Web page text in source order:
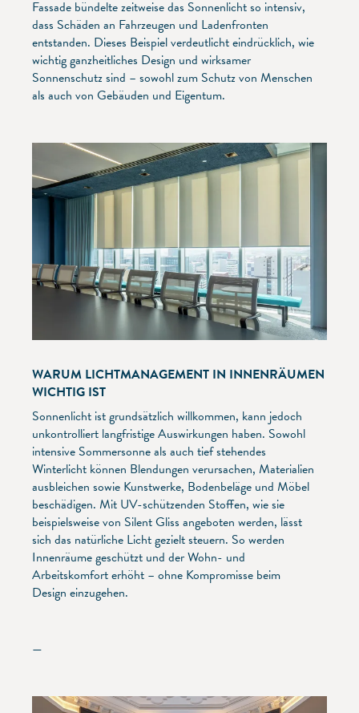
Fassade bündelte zeitweise das Sonnenlicht so intensiv,
dass Schäden an Fahrzeugen und Ladenfronten
entstanden. Dieses Beispiel verdeutlicht eindrücklich, wie
wichtig ganzheitliches Design und wirksamer
Sonnenschutz sind – sowohl zum Schutz von Menschen
als auch von Gebäuden und Eigentum.
WARUM LICHTMANAGEMENT IN INNENRÄUMEN
WICHTIG IST
Sonnenlicht ist grundsätzlich willkommen, kann jedoch
unkontrolliert langfristige Auswirkungen haben. Sowohl
intensive Sommersonne als auch tief stehendes
Winterlicht können Blendungen verursachen, Materialien
ausbleichen sowie Kunstwerke, Bodenbeläge und Möbel
beschädigen. Mit UV-schützenden Stoffen, wie sie
beispielsweise von Silent Gliss angeboten werden, lässt
sich das natürliche Licht gezielt steuern. So werden
Innenräume geschützt und der Wohn- und
Arbeitskomfort erhöht – ohne Kompromisse beim
Design einzugehen.
—